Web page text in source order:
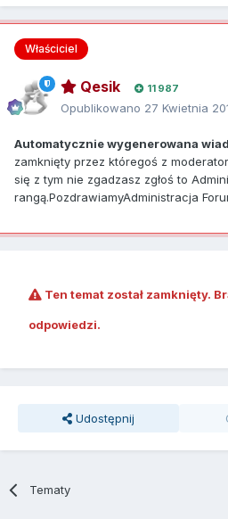
Właściciel
Qesik 11 987
Opublikowano 27 Kwietnia
Automatycznie wygenerowana
zamknięty przez któregoś z
się z tym nie zgadzasz zgłoś to
rangą.PozdrawiamyAdministracja
Ten temat został zamknięty.
odpowiedzi.
Udostępnij
Tematy